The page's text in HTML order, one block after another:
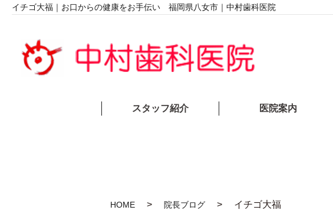
イチゴ大福｜お口からの健康をお手伝い 福岡県八女市｜中村歯科医院
スタッフ紹介 医院案内
HOME 院長ブログ イチゴ大福